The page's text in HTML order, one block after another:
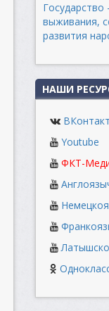
выживания,
развития
НАШИ
Youtube
ФКТ-